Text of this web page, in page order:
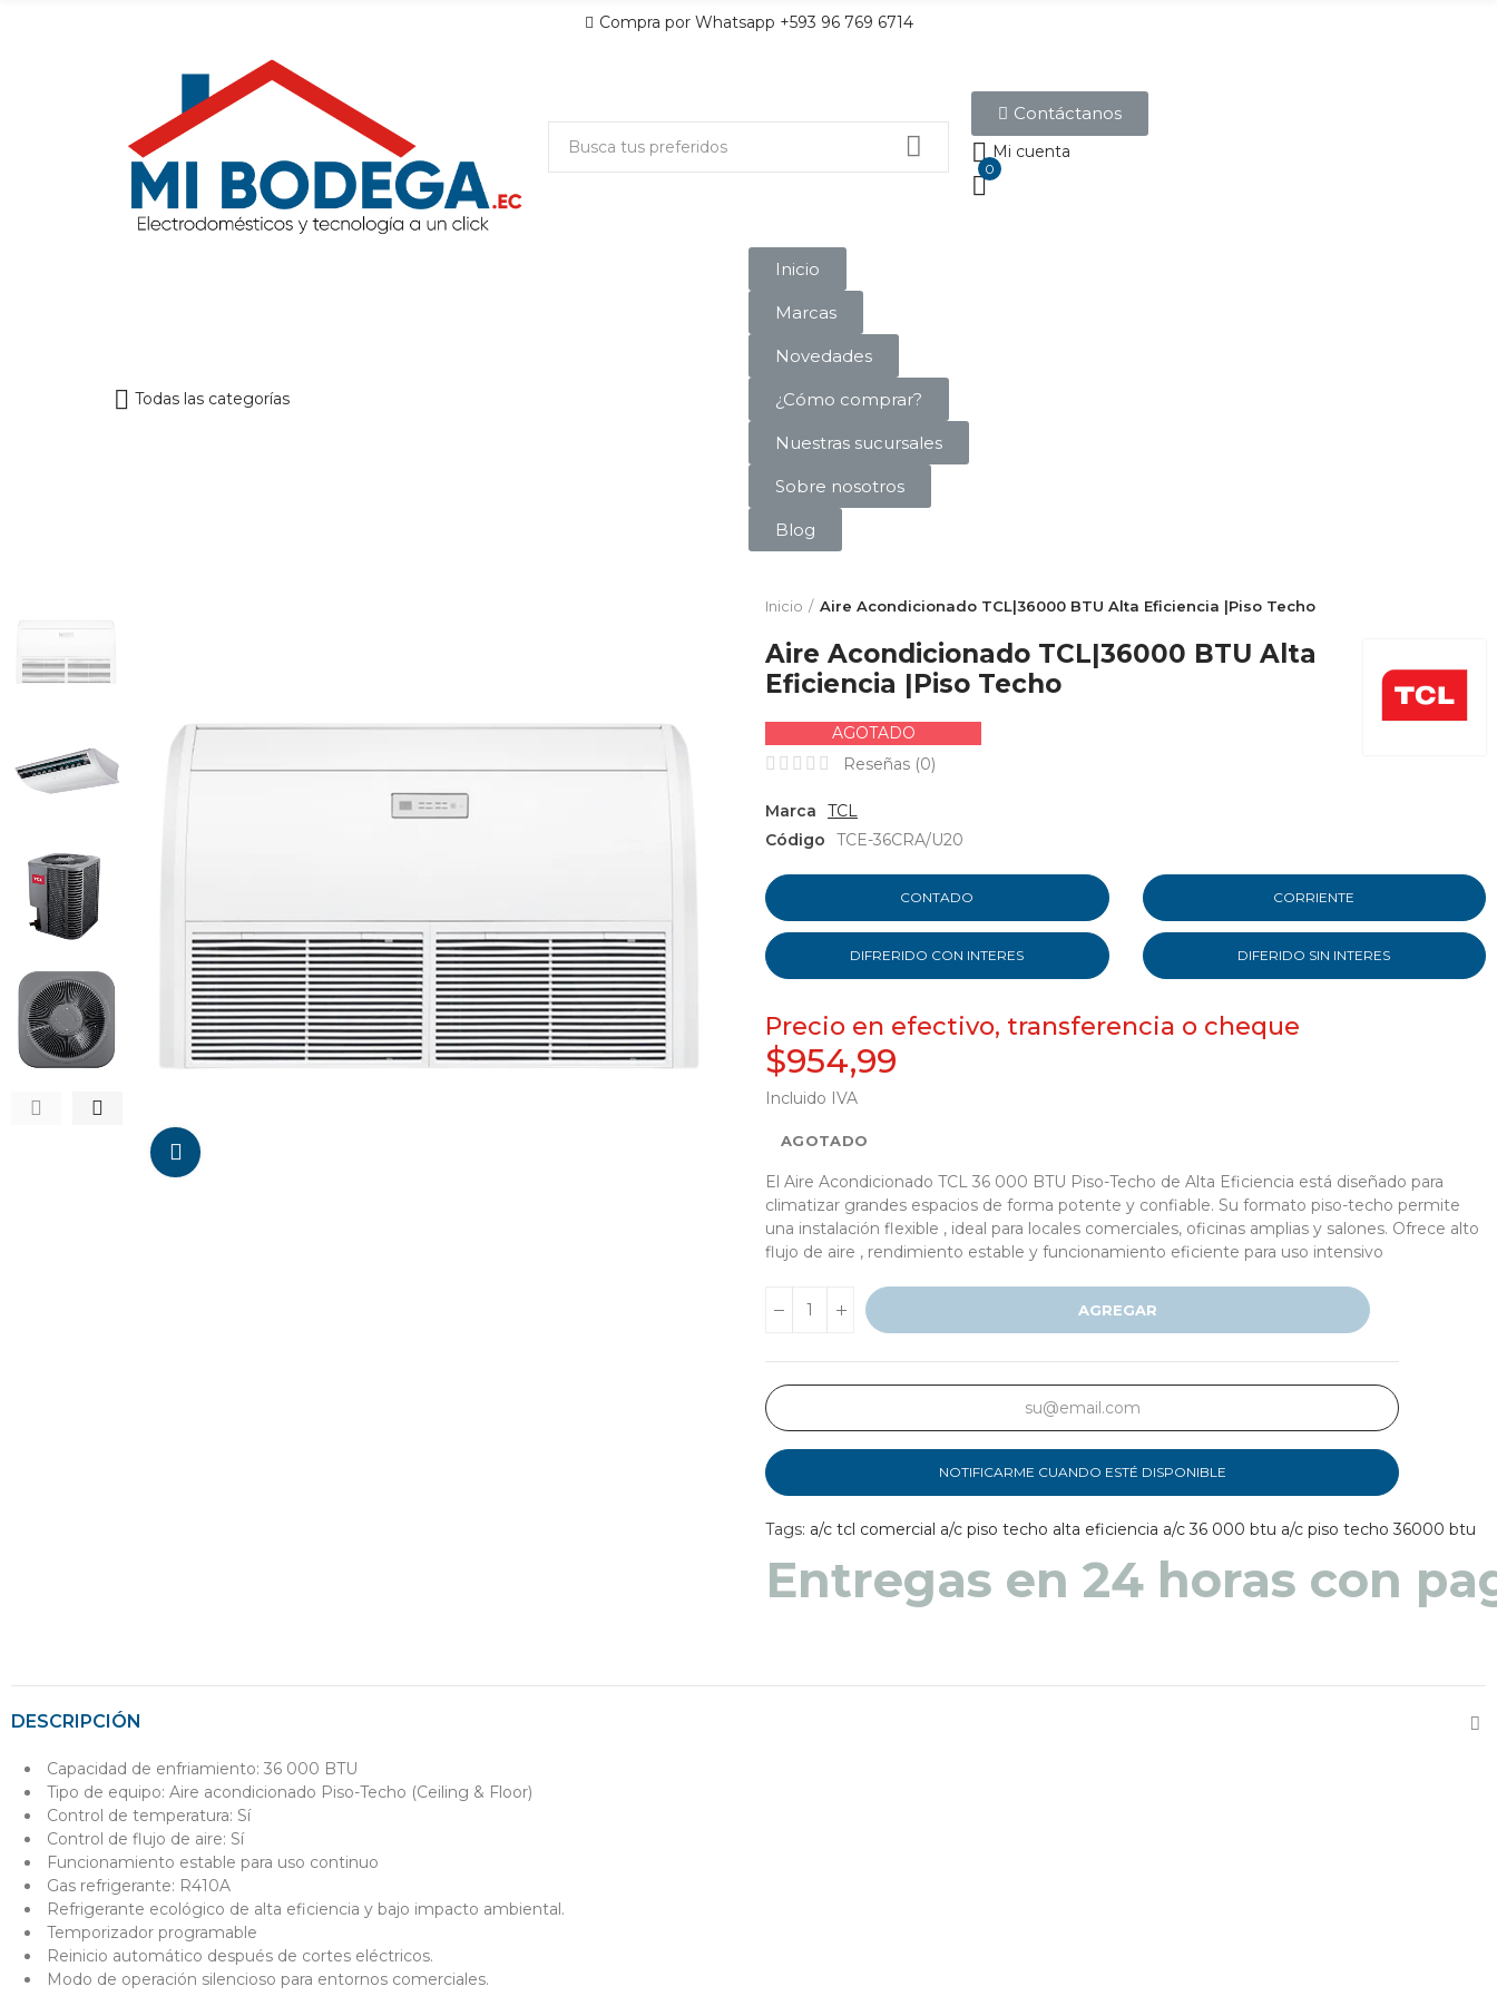
Compra por Whatsapp +593 96 769 6714
Contáctanos
Mi cuenta
0
Todas las categorías
Inicio
Marcas
Novedades
¿Cómo comprar?
Nuestras sucursales
Sobre nosotros
Blog
Inicio Aire Acondicionado TCL|36000 BTU Alta Eficiencia |Piso Techo
Aire Acondicionado TCL|36000 BTU Alta
Eficiencia |Piso Techo
AGOTADO
Reseñas (0)
Marca
TCL
Código
TCE-36CRA/U20
CONTADO CORRIENTE
DIFRERIDO CON INTERES DIFERIDO SIN INTERES
Precio en efectivo, transferencia o cheque
$954,99
Incluido IVA
AGOTADO
El Aire Acondicionado TCL 36 000 BTU Piso-Techo de Alta Eficiencia está diseñado para
climatizar grandes espacios de forma potente y confiable. Su formato piso-techo permite
una instalación flexible , ideal para locales comerciales, oficinas amplias y salones. Ofrece alto
flujo de aire , rendimiento estable y funcionamiento eficiente para uso intensivo
AGREGAR
NOTIFICARME CUANDO ESTÉ DISPONIBLE
Tags: a/c tcl comercial a/c piso techo alta eficiencia a/c 36 000 btu a/c piso techo 36000 btu
Entregas en 48 a 72 horas
DESCRIPCIÓN
Capacidad de enfriamiento: 36 000 BTU
Tipo de equipo: Aire acondicionado Piso-Techo (Ceiling & Floor)
Control de temperatura: Sí
Control de flujo de aire: Sí
Funcionamiento estable para uso continuo
Gas refrigerante: R410A
Refrigerante ecológico de alta eficiencia y bajo impacto ambiental.
Temporizador programable
Reinicio automático después de cortes eléctricos.
Modo de operación silencioso para entornos comerciales.